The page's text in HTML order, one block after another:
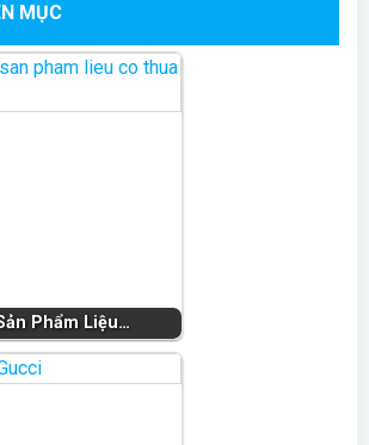
MỤC
Phẩm Liệu…